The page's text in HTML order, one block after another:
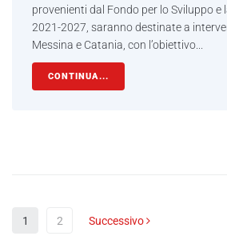
provenienti dal Fondo per lo Sviluppo e
2021-2027, saranno destinate a
Messina e Catania, con l’obiettivo...
CONTINUA...
1 2 Successivo